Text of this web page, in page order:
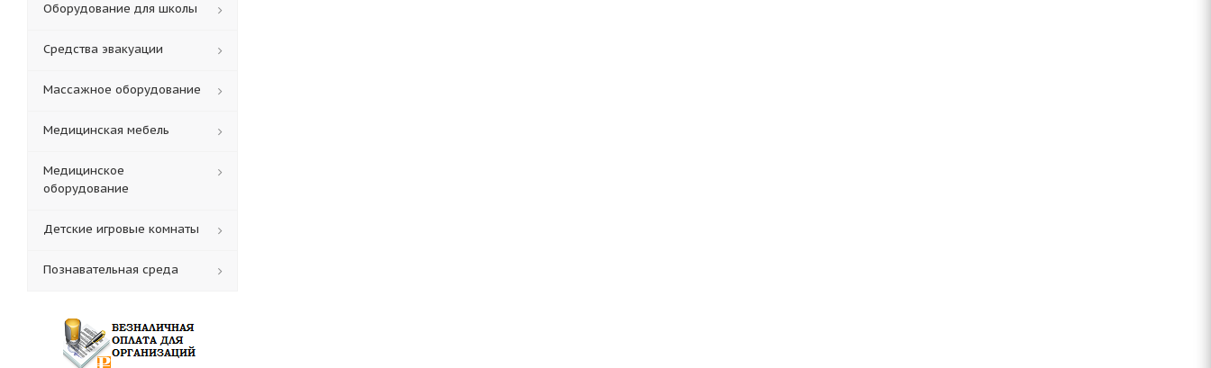
Оборудование для школы
Средства эвакуации
Массажное оборудование
Медицинская мебель
Медицинское
оборудование
Детские игровые комнаты
Познавательная среда